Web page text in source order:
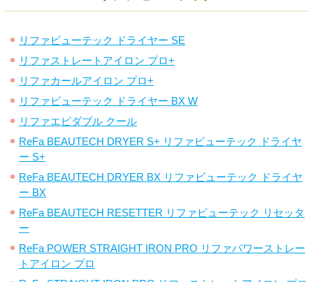
リファビューテック ドライヤー SE
リファストレートアイロン プロ+
リファカールアイロン プロ+
リファビューテック ドライヤー BX W
リファエピダブル クール
ReFa BEAUTECH DRYER S+ リファビューテック ドライヤ
ー S+
ReFa BEAUTECH DRYER BX リファビューテック ドライヤ
ー BX
ReFa BEAUTECH RESETTER リファビューテック リセッタ
ー
ReFa POWER STRAIGHT IRON PRO リファパワーストレー
トアイロン プロ